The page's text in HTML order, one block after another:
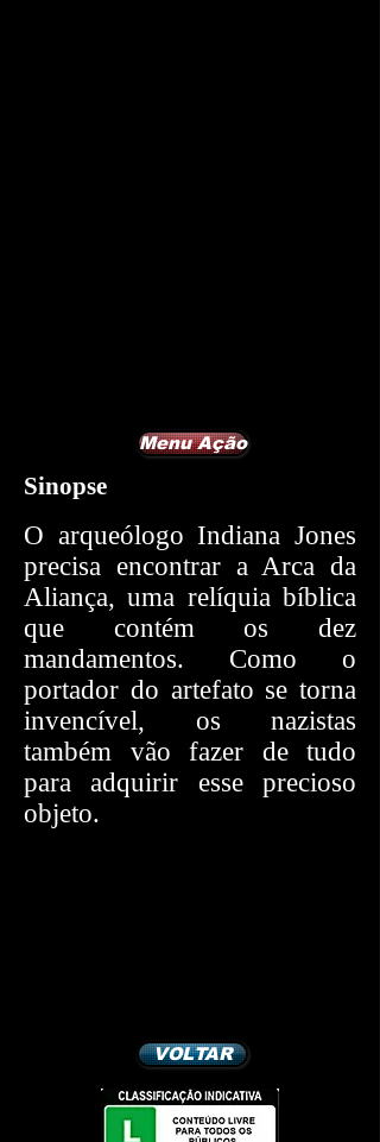
Menu Ação
Sinopse
O arqueólogo Indiana Jones
precisa encontrar a Arca da
Aliança, uma relíquia bíblica
que contém os dez
mandamentos. Como o
portador do artefato se torna
invencível, os nazistas
também vão fazer de tudo
para adquirir esse precioso
objeto.
VOLTAR